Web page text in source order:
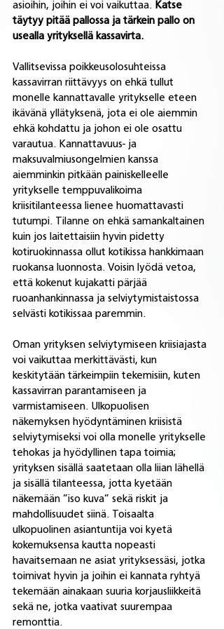
asioihin, joihin ei voi vaikuttaa. Katse
täytyy pitää pallossa ja tärkein pallo on
usealla yrityksellä kassavirta.
Vallitsevissa poikkeusolosuhteissa
kassavirran riittävyys on ehkä tullut
monelle kannattavalle yritykselle eteen
ikävänä yllätyksenä, jota ei ole aiemmin
ehkä kohdattu ja johon ei ole osattu
varautua. Kannattavuus- ja
maksuvalmiusongelmien kanssa
aiemminkin pitkään painiskelleelle
yritykselle temppuvalikoima
kriisitilanteessa lienee huomattavasti
tutumpi. Tilanne on ehkä samankaltainen
kuin jos laitettaisiin hyvin pidetty
kotiruokinnassa ollut kotikissa hankkimaan
ruokansa luonnosta. Voisin lyödä vetoa,
että kokenut kujakatti pärjää
ruoanhankinnassa ja selviytymistaistossa
selvästi kotikissaa paremmin.
Oman yrityksen selviytymiseen kriisiajasta
voi vaikuttaa merkittävästi, kun
keskitytään tärkeimpiin tekemisiin, kuten
kassavirran parantamiseen ja
varmistamiseen. Ulkopuolisen
näkemyksen hyödyntäminen kriisistä
selviytymiseksi voi olla monelle yritykselle
tehokas ja hyödyllinen tapa toimia;
yrityksen sisällä saatetaan olla liian lähellä
ja sisällä tilanteessa, jotta kyetään
näkemään ”iso kuva” sekä riskit ja
mahdollisuudet siinä. Toisaalta
ulkopuolinen asiantuntija voi kyetä
kokemuksensa kautta nopeasti
havaitsemaan ne asiat yrityksessäsi, jotka
toimivat hyvin ja joihin ei kannata ryhtyä
tekemään ainakaan suuria korjausliikkeitä
sekä ne, jotka vaativat suurempaa
remonttia.